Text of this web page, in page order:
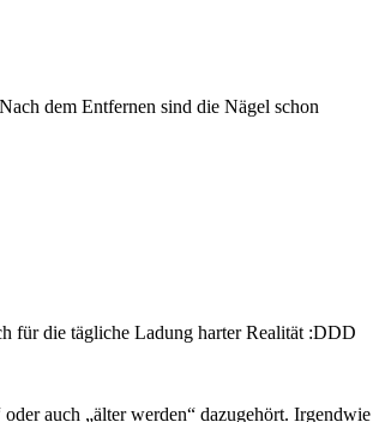
dem Entfernen sind die Nägel schon
für die tägliche Ladung harter Realität :DDD
auch „älter werden“ dazugehört. Irgendwie